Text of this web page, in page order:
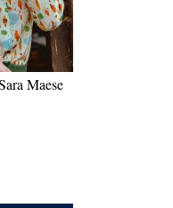
Maese